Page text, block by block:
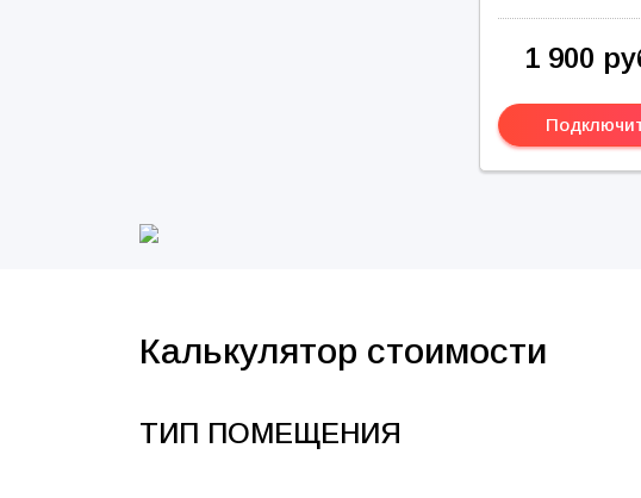
1 900
Калькулятор стоимости
ТИП ПОМЕЩЕНИЯ